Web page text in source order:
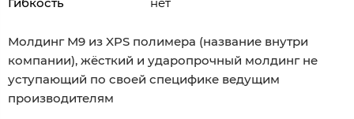
Молдинг М9 из XPS полимера (название внутри
компании), жёсткий и ударопрочный молдинг не
уступающий по своей специфике ведущим
производителям